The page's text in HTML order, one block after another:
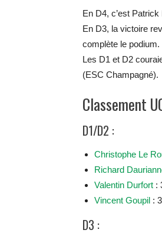
En D4, c’est
En D3, la victoire
complète le podium.
Les D1 et D2
(ESC Champagné).
Classement
D1/D2 :
Christophe Le
Richard
Valentin Durfort :
Vincent Goupil :
D3 :